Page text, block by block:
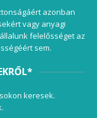
azonban
vagy anyagi
felelősséget az
sem.
keresek.